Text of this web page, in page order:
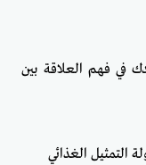
في فهم العلاقة بين
التمثيل الغذائي